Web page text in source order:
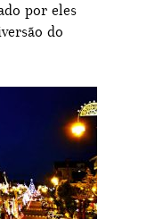
por eles
do